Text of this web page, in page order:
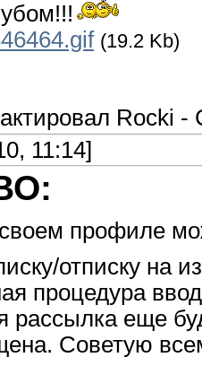
(19.2 Kb)
Rocki -
11:14]
профиле
отписку на
процедура
рассылка еще
Советую